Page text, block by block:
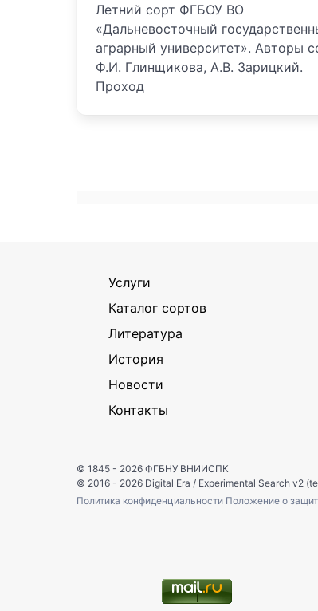
Летний сорт ФГБОУ ВО
«Дальневосточный
аграрный университет». Авторы
Ф.И. Глинщикова, А.В. Зарицкий.
Проход
Услуги
Каталог сортов
Литература
История
Новости
Контакты
© 1845 - 2026 ФГБНУ ВНИИСПК
© 2016 - 2026 Digital Era / Experimental Search v2
Политика конфиденциальности Положение о